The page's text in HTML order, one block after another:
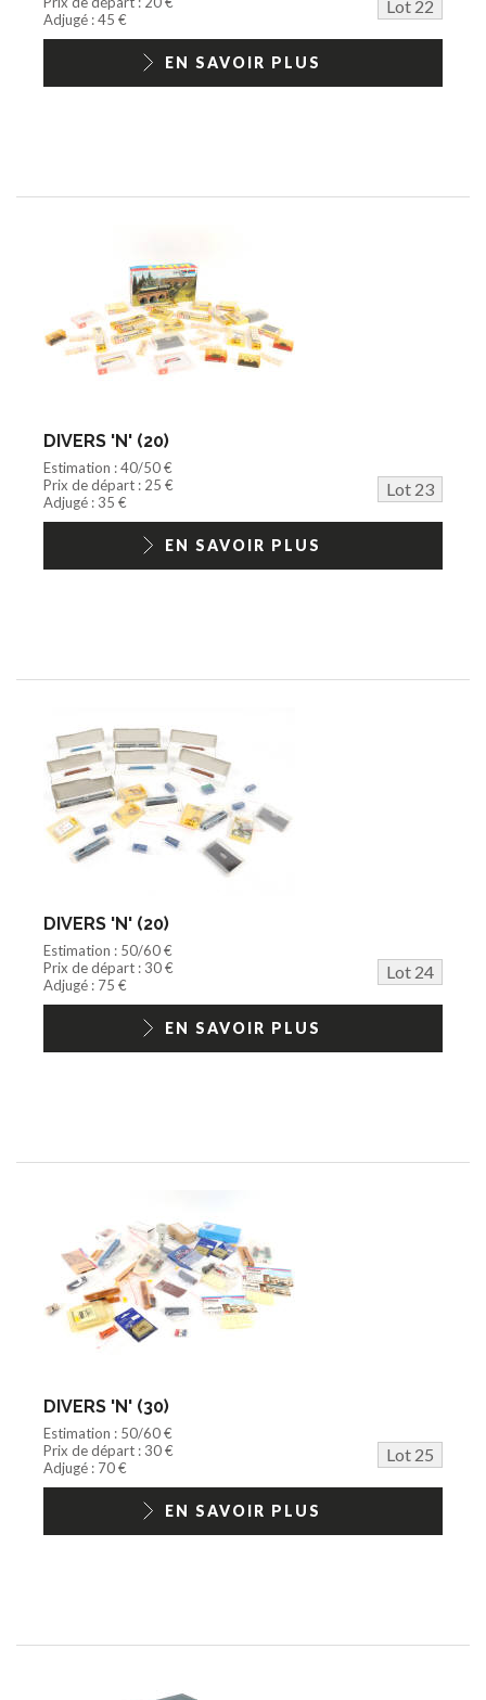
Lot 22
Adjugé : 45 €
EN SAVOIR PLUS
DIVERS 'N' (20)
Estimation : 40/50 €
Prix de départ : 25 €
Lot 23
Adjugé : 35 €
EN SAVOIR PLUS
DIVERS 'N' (20)
Estimation : 50/60 €
Prix de départ : 30 €
Lot 24
Adjugé : 75 €
EN SAVOIR PLUS
DIVERS 'N' (30)
Estimation : 50/60 €
Prix de départ : 30 €
Lot 25
Adjugé : 70 €
EN SAVOIR PLUS